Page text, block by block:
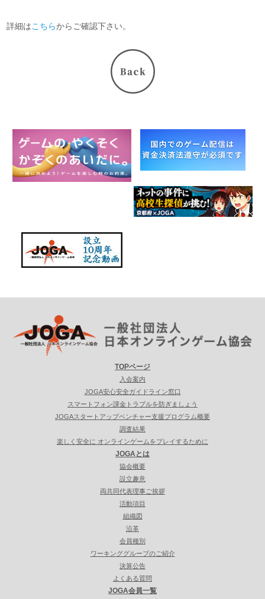
詳細はこちらからご確認下さい。
TOPページ
入会案内
JOGA安心安全ガイドライン窓口
スマートフォン課金トラブルを防ぎましょう
JOGAスタートアップベンチャー支援プログラム概要
調査結果
楽しく安全に オンラインゲームをプレイするために
JOGAとは
協会概要
設立趣意
両共同代表理事ご挨拶
活動項目
組織図
沿革
会員種別
ワーキンググループのご紹介
決算公告
よくある質問
JOGA会員一覧